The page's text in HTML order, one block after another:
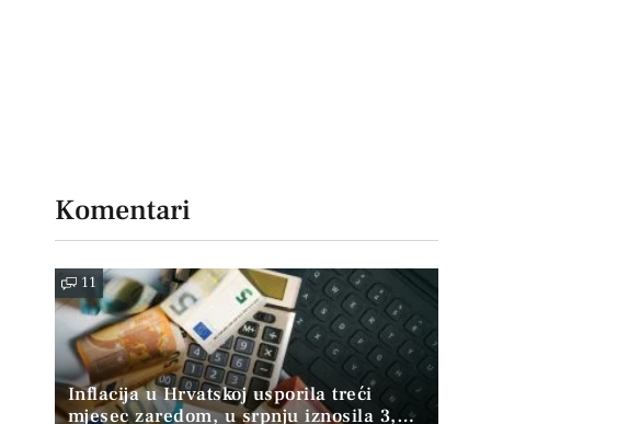
Komentari
11
Inflacija u Hrvatskoj usporila treći
mjesec zaredom, u srpnju iznosila 3,9